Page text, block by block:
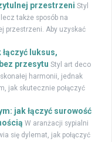
przestrzeni Styl
także sposób na
przestrzeni. Aby uzyskać
luksus,
przesytu Styl art deco
harmonii, jednak
jak skutecznie połączyć
jak łączyć surowość
W aranżacji sypialni
się dylemat, jak połączyć